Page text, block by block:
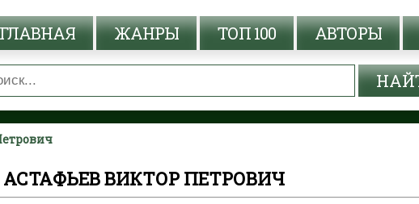
ГЛАВНАЯ ЖАНРЫ ТОП 100 АВТОРЫ
ВИКТОР ПЕТРОВИЧ